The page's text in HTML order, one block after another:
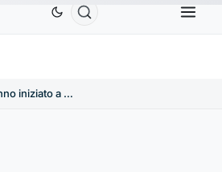
Tether USDT ↑0.00% BNB
Gli agenti AI hanno iniziato a pagarsi a vicenda con le stablecoin: come funziona e perché conta